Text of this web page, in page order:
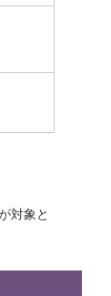
対象と